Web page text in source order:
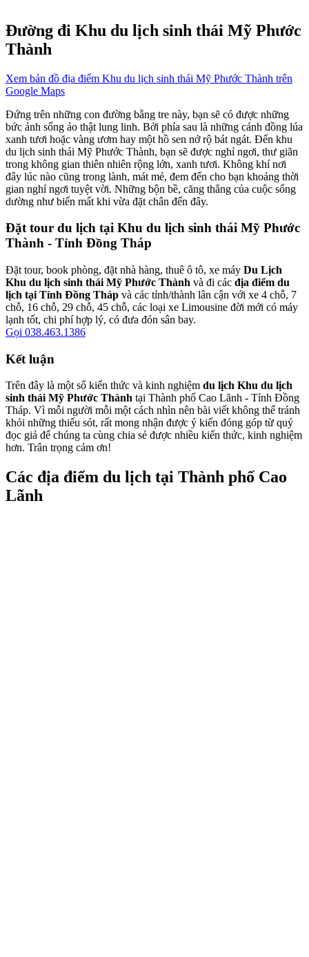
Đường đi Khu du lịch sinh thái Mỹ Phước
Thành
Xem bản đồ địa điểm Khu du lịch sinh thái Mỹ Phước Thành trên
Google Maps
Đứng trên những con đường bằng tre này, bạn sẽ có được những
bức ảnh sống ảo thật lung linh. Bởi phía sau là những cánh đồng lúa
xanh tươi hoặc vàng ươm hay một hồ sen nở rộ bát ngát. Đến khu
du lịch sinh thái Mỹ Phước Thành, bạn sẽ được nghỉ ngơi, thư giãn
trong không gian thiên nhiên rộng lớn, xanh tươi. Không khí nơi
đây lúc nào cũng trong lành, mát mẻ, đem đến cho bạn khoảng thời
gian nghỉ ngơi tuyệt vời. Những bộn bề, căng thẳng của cuộc sống
dường như biến mất khi vừa đặt chân đến đây.
Đặt tour du lịch tại Khu du lịch sinh thái Mỹ Phước
Thành - Tỉnh Đồng Tháp
Đặt tour, book phòng, đặt nhà hàng, thuê ô tô, xe máy Du Lịch
Khu du lịch sinh thái Mỹ Phước Thành và đi các địa điểm du
lịch tại Tỉnh Đồng Tháp và các tỉnh/thành lân cận với xe 4 chỗ, 7
chỗ, 16 chỗ, 29 chỗ, 45 chỗ, các loại xe Limousine đời mới có máy
lạnh tốt, chi phí hợp lý, có đưa đón sân bay.
Gọi 038.463.1386
Kết luận
Trên đây là một số kiến thức và kinh nghiệm du lịch Khu du lịch
sinh thái Mỹ Phước Thành tại Thành phố Cao Lãnh - Tỉnh Đồng
Tháp. Vì mỗi người mỗi một cách nhìn nên bài viết không thể tránh
khỏi những thiếu sót, rất mong nhận được ý kiến đóng góp từ quý
đọc giả để chúng ta cùng chia sẻ được nhiều kiến thức, kinh nghiệm
hơn. Trân trọng cảm ơn!
Các địa điểm du lịch tại Thành phố Cao
Lãnh